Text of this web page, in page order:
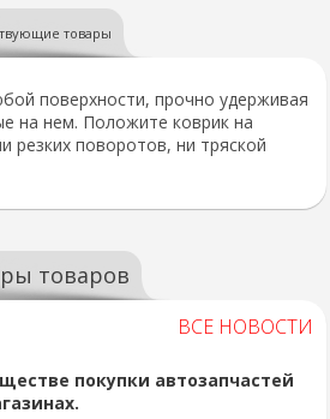
товары
поверхности, прочно удерживая
на нем. Положите коврик на
резких поворотов, ни тряской
товаров
ВСЕ НОВОСТИ
покупки автозапчастей